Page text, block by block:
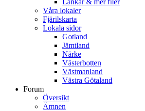
Våra lokaler
Fjärilskarta
Lokala sidor
Gotland
Jämtland
Närke
Västerbotten
Västmanland
Västra Götaland
Forum
Översikt
Ämnen